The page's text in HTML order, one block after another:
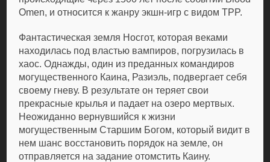
Omen, и относится к жанру экшн-игр с видом TPP.
Фантастическая земля Носгот, которая веками
находилась под властью вампиров, погрузилась в
хаос. Однажды, один из преданных командиров
могущественного Каина, Разиэль, подвергает себя
своему гневу. В результате он теряет свои
прекрасные крылья и падает на озеро мертвых.
Неожиданно вернувшийся к жизни
могущественным Старшим Богом, который видит в
нем шанс восстановить порядок на земле, он
отправляется на задание отомстить Каину.